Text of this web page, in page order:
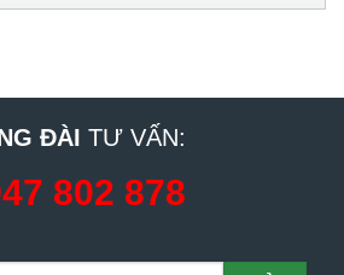
ĐÀI TƯ VẤN:
802 878